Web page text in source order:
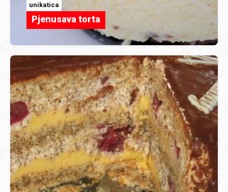
unikatica
Pjenusava torta